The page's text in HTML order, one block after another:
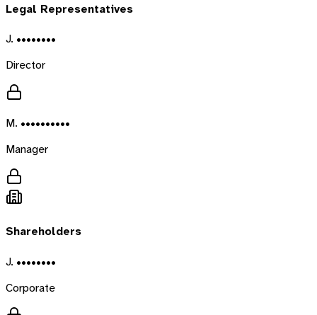
Legal Representatives
J. ••••••••
Director
M. ••••••••••
Manager
Shareholders
J. ••••••••
Corporate